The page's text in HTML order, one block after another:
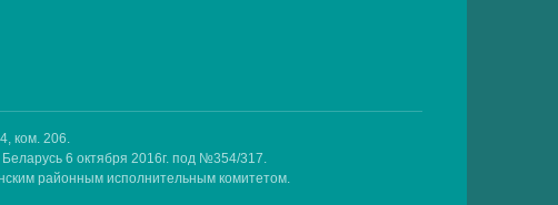
ком. 206.
Беларусь 6 октября 2016г. под №354/317.
районным исполнительным комитетом.